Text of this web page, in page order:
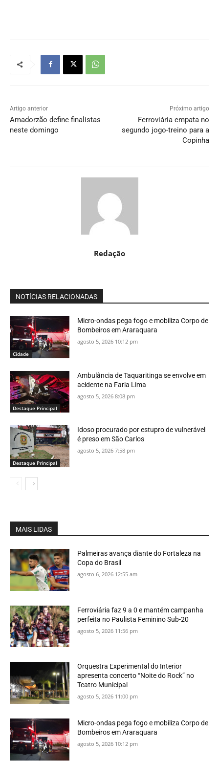
Artigo anterior
Amadorzão define finalistas
neste domingo
Próximo artigo
Ferroviária empata no
segundo jogo-treino para a
Copinha
Redação
NOTÍCIAS RELACIONADAS
Cidade
Micro-ondas pega fogo e mobiliza Corpo de
Bombeiros em Araraquara
agosto 5, 2026 10:12 pm
Destaque Principal
Ambulância de Taquaritinga se envolve em
acidente na Faria Lima
agosto 5, 2026 8:08 pm
Destaque Principal
Idoso procurado por estupro de vulnerável
é preso em São Carlos
agosto 5, 2026 7:58 pm
MAIS LIDAS
Palmeiras avança diante do Fortaleza na
Copa do Brasil
agosto 6, 2026 12:55 am
Ferroviária faz 9 a 0 e mantém campanha
perfeita no Paulista Feminino Sub-20
agosto 5, 2026 11:56 pm
Orquestra Experimental do Interior
apresenta concerto “Noite do Rock” no
Teatro Municipal
agosto 5, 2026 11:00 pm
Micro-ondas pega fogo e mobiliza Corpo de
Bombeiros em Araraquara
agosto 5, 2026 10:12 pm